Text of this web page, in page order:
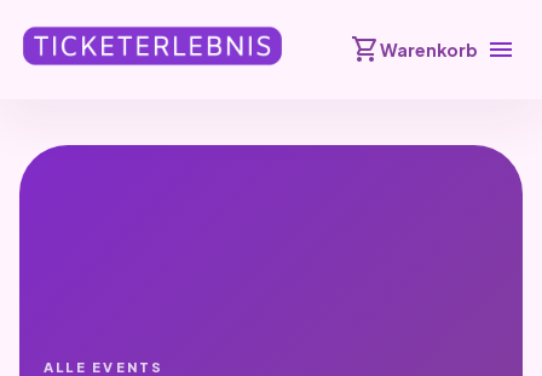
shopping_cartWarenkorb menu
ALLE EVENTS